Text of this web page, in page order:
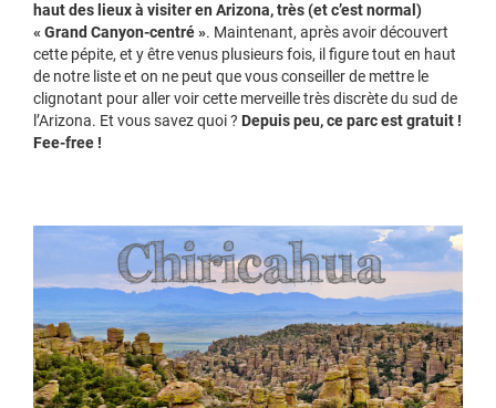
haut des lieux à visiter en Arizona, très (et c’est normal)
« Grand Canyon-centré ». Maintenant, après avoir découvert
cette pépite, et y être venus plusieurs fois, il figure tout en haut
de notre liste et on ne peut que vous conseiller de mettre le
clignotant pour aller voir cette merveille très discrète du sud de
l’Arizona. Et vous savez quoi ? Depuis peu, ce parc est gratuit !
Fee-free !